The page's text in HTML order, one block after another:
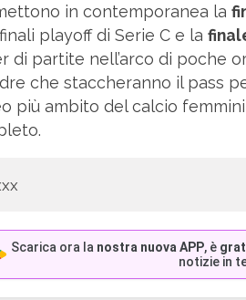
in contemporanea la
playoff di Serie C e la
di partite nell’arco di poche
che staccheranno il pass
più ambito del calcio
Scarica ora la nostra nuova APP, è
notizie in